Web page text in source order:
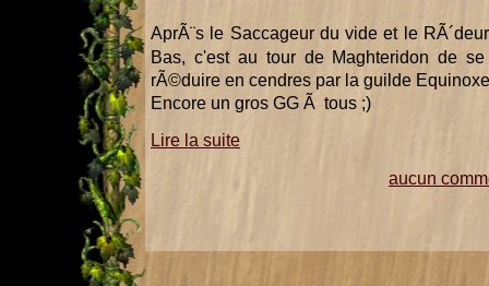
AprÃ¨s le Saccageur du vide et le
Bas, c'est au tour de Maghteridon de se
rÃ©duire en cendres par la guilde
Encore un gros GG Ã tous ;)
Lire la suite
aucun